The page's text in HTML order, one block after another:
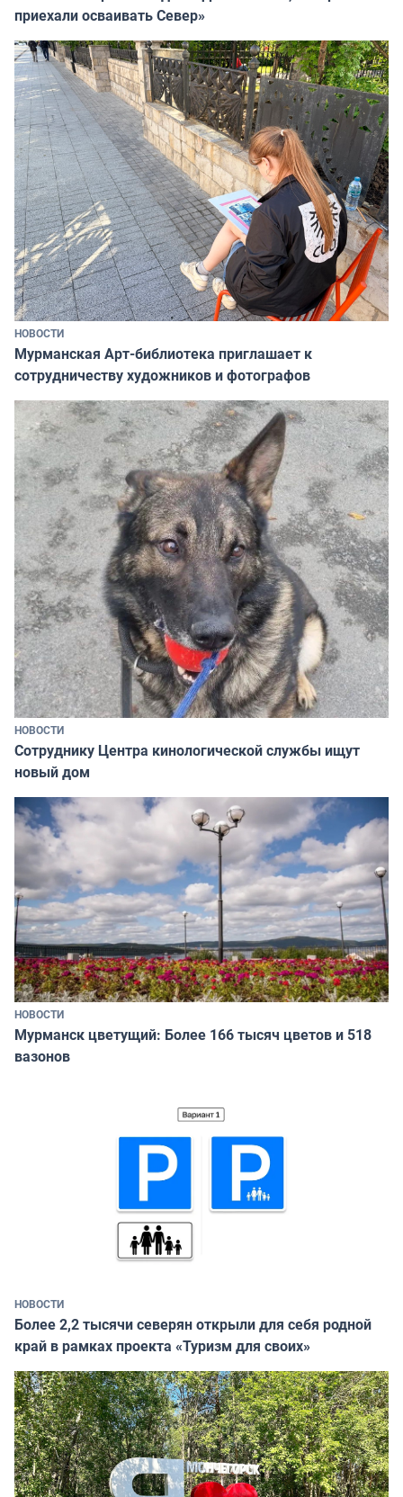
приехали осваивать Север»
НОВОСТИ
Мурманская Арт-библиотека приглашает к
сотрудничеству художников и фотографов
НОВОСТИ
Сотруднику Центра кинологической службы ищут
новый дом
НОВОСТИ
Мурманск цветущий: Более 166 тысяч цветов и 518
вазонов
НОВОСТИ
Более 2,2 тысячи северян открыли для себя родной
край в рамках проекта «Туризм для своих»